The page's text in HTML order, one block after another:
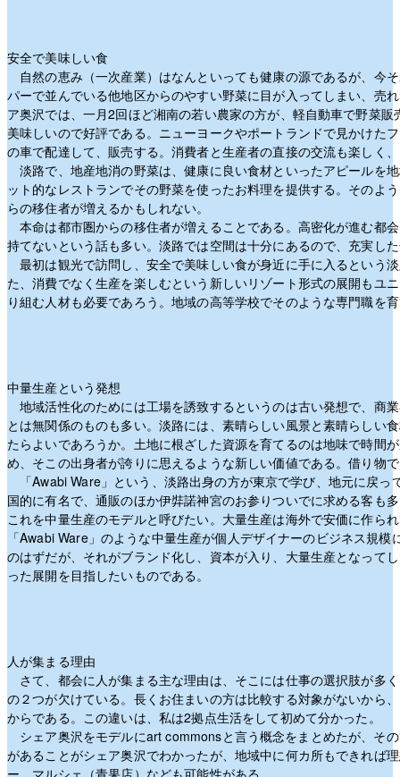
安全で美味しい食
自然の恵み（一次産業）はなんといっても健康の源であるが、今
パーで並んでいる他地区からのやすい野菜に目が入ってしまい、売
ア奥沢では、一月2回ほど湘南の若い農家の方が、軽自動車で野菜
美味しいので好評である。ニューヨークやポートランドで見かけた
の車で配達して、販売する。消費者と生産者の直接の交流も楽しく
淡路で、地産地消の野菜は、健康に良い食材といったアピールを
ット的なレストランでその野菜を使ったお料理を提供する。そのよ
らの移住者が増えるかもしれない。
本命は都市圏からの移住者が増えることである。高密化が進む都
持てないという話も多い。淡路では空間は十分にあるので、充実し
最初は観光で訪問し、安全で美味しい食が身近に手に入るという
た、消費でなく生産を楽しむという新しいリゾート形式の展開もユ
り組む人材も必要であろう。地域の高等学校でそのような専門職を
中量生産という発想
地域活性化のためには工場を誘致するというのは古い発想で、商
とは無関係のものも多い。淡路には、素晴らしい風景と素晴らしい
たらよいであろうか。土地に根ざした資源を育てるのは地味で時間
め、そこの出身者が誇りに思えるような新しい価値である。借り物
「Awabi Ware」という、淡路出身の方が東京で学び、地元に戻
国的に有名で、通販のほか伊弉諾神宮のお参りついでに求める客も
これを中量生産のモデルと呼びたい。大量生産は海外で安価に作ら
「Awabi Ware」のような中量生産が個人デザイナーのビジネス規
のはずだが、それがブランド化し、資本が入り、大量生産となって
った展開を目指したいものである。
人が集まる理由
さて、都会に人が集まる主な理由は、そこには仕事の選択肢が多
の２つが欠けている。長くお住まいの方は比較する対象がないから
からである。この違いは、私は2拠点生活をして初めて分かった。
シェア奥沢をモデルにart commonsと言う概念をまとめたが、そ
があることがシェア奥沢でわかったが、地域中に何カ所もできれば